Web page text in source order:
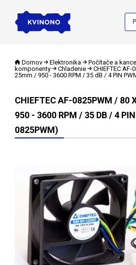
Domov Elektronika Počítače a
komponenty
Chladenie
CHIEFTEC AF-
25mm / 950 - 3600 RPM / 35 dB / 4 PIN
CHIEFTEC AF-0825PWM / 80
950 - 3600 RPM / 35 DB / 4
0825PWM)